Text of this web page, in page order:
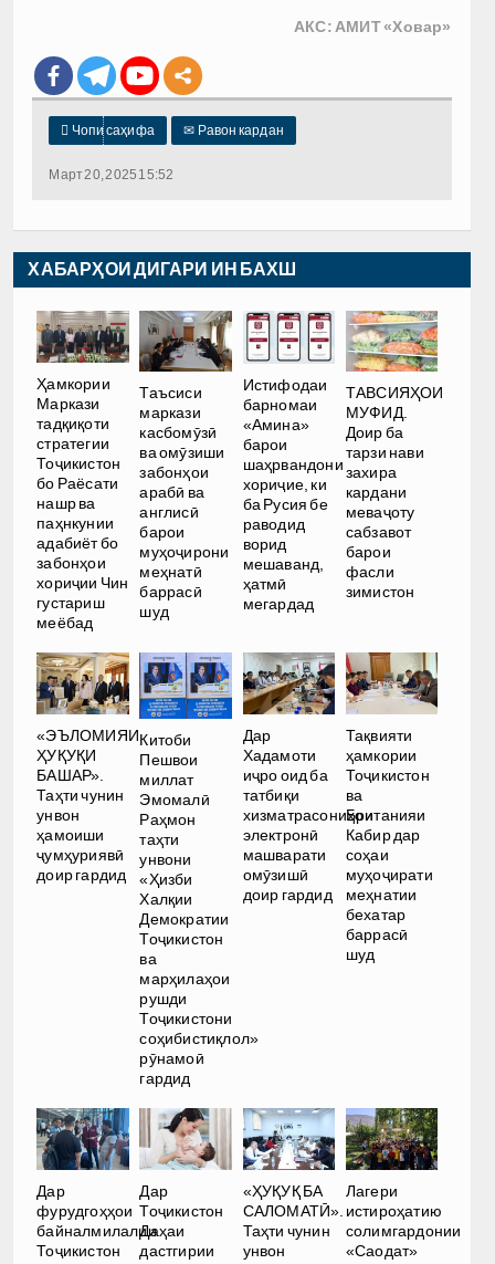
АКС: АМИТ «Ховар»
 Чопи саҳифа ✉ Равон кардан
Март 20, 2025 15:52
ХАБАРҲОИ ДИГАРИ ИН БАХШ
Ҳамкории
Маркази
тадқиқоти
стратегии
Тоҷикистон
бо Раёсати
нашр ва
паҳнкунии
адабиёт бо
забонҳои
хориҷии Чин
густариш
меёбад
Таъсиси
маркази
касбомӯзӣ
ва омӯзиши
забонҳои
арабӣ ва
англисӣ
барои
муҳоҷирони
меҳнатӣ
баррасӣ
шуд
Истифодаи
барномаи
«Амина»
барои
шаҳрвандони
хориҷие, ки
ба Русия бе
раводид
ворид
мешаванд,
ҳатмӣ
мегардад
ТАВСИЯҲОИ
МУФИД.
Доир ба
тарзи нави
захира
кардани
меваҷоту
сабзавот
барои
фасли
зимистон
«ЭЪЛОМИЯИ
ҲУҚУҚИ
БАШАР».
Таҳти чунин
унвон
ҳамоиши
ҷумҳуриявӣ
доир гардид
Китоби
Пешвои
миллат
Эмомалӣ
Раҳмон
таҳти
унвони
«Ҳизби
Халқии
Демократии
Тоҷикистон
ва
марҳилаҳои
рушди
Тоҷикистони
соҳибистиқлол»
рӯнамоӣ
гардид
Дар
Хадамоти
иҷро оид ба
татбиқи
хизматрасониҳои
электронӣ
машварати
омӯзишӣ
доир гардид
Тақвияти
ҳамкории
Тоҷикистон
ва
Британияи
Кабир дар
соҳаи
муҳоҷирати
меҳнатии
бехатар
баррасӣ
шуд
Дар
фурудгоҳҳои
байналмилалии
Тоҷикистон
Дар
Тоҷикистон
Даҳаи
дастгирии
«ҲУҚУҚ БА
САЛОМАТӢ».
Таҳти чунин
унвон
Лагери
истироҳатию
солимгардонии
«Саодат»